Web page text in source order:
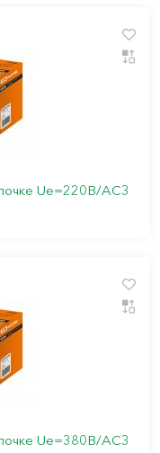
Ue=220В/АС3
Ue=380В/АС3